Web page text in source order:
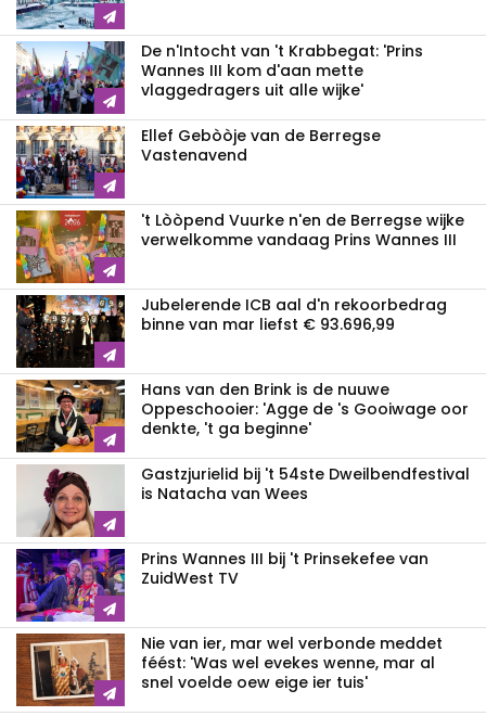
De n'Intocht van 't Krabbegat: 'Prins
Wannes III kom d'aan mette
vlaggedragers uit alle wijke'
Ellef Gebòòje van de Berregse
Vastenavend
't Lòòpend Vuurke n'en de Berregse wijke
verwelkomme vandaag Prins Wannes III
Jubelerende ICB aal d'n rekoorbedrag
binne van mar liefst € 93.696,99
Hans van den Brink is de nuuwe
Oppeschooier: 'Agge de 's Gooiwage oor
denkte, 't ga beginne'
Gastzjurielid bij 't 54ste Dweilbendfestival
is Natacha van Wees
Prins Wannes III bij 't Prinsekefee van
ZuidWest TV
Nie van ier, mar wel verbonde meddet
féést: 'Was wel evekes wenne, mar al
snel voelde oew eige ier tuis'